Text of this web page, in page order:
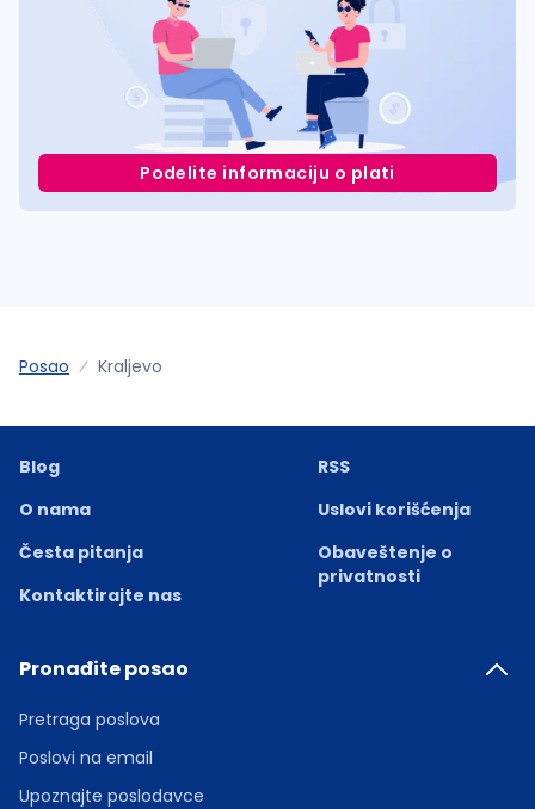
Podelite informaciju o plati
Posao Kraljevo
Blog
O nama
Česta pitanja
Kontaktirajte nas
RSS
Uslovi korišćenja
Obaveštenje o
privatnosti
Pronađite posao
Pretraga poslova
Poslovi na email
Upoznajte poslodavce